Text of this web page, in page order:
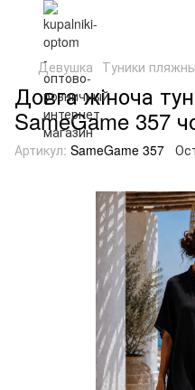
Девушка Туники
Довга жіноча
SameGame 357
Артикул: SameGame 357